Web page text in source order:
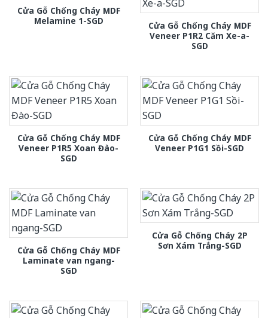
Cửa Gỗ Chống Cháy MDF
Melamine 1-SGD
Cửa Gỗ Chống Cháy MDF
Veneer P1R2 Căm Xe-a-
SGD
Cửa Gỗ Chống Cháy MDF
Veneer P1R5 Xoan Đào-
SGD
Cửa Gỗ Chống Cháy MDF
Veneer P1G1 Sồi-SGD
Cửa Gỗ Chống Cháy MDF
Laminate van ngang-
SGD
Cửa Gỗ Chống Cháy 2P
Sơn Xám Trắng-SGD